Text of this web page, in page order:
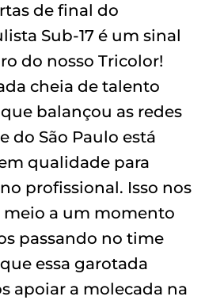
de final do
Sub-17 é um sinal
do nosso Tricolor!
cheia de talento
balançou as redes
do São Paulo está
qualidade para
profissional. Isso nos
meio a um momento
passando no time
essa garotada
apoiar a molecada na